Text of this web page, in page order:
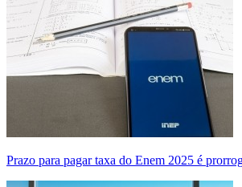
Prazo para pagar taxa do Enem 2025 é